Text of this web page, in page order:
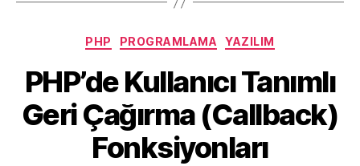
Categories
PHP PROGRAMLAMA YAZILIM
PHP’de Kullanıcı Tanımlı
Geri Çağırma (Callback)
Fonksiyonları